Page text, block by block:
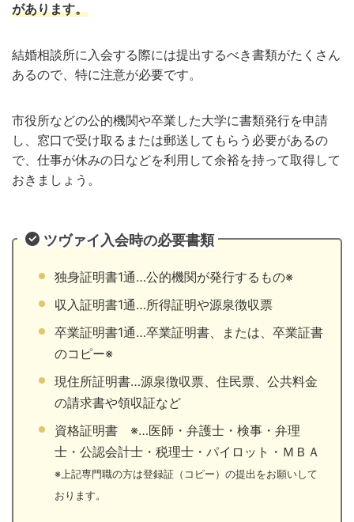
があります。
結婚相談所に入会する際には提出するべき書類がたくさん
あるので、特に注意が必要です。
市役所などの公的機関や卒業した大学に書類発行を申請
し、窓口で受け取るまたは郵送してもらう必要があるの
で、仕事が休みの日などを利用して余裕を持って取得して
おきましょう。
ツヴァイ入会時の必要書類
独身証明書1通…公的機関が発行するもの※
収入証明書1通…所得証明や源泉徴収票
卒業証明書1通…卒業証明書、または、卒業証書
のコピー※
現住所証明書…源泉徴収票、住民票、公共料金
の請求書や領収証など
資格証明書 ※…医師・弁護士・検事・弁理
士・公認会計士・税理士・パイロット・ＭＢＡ
※上記専門職の方は登録証（コピー）の提出をお願いして
おります。